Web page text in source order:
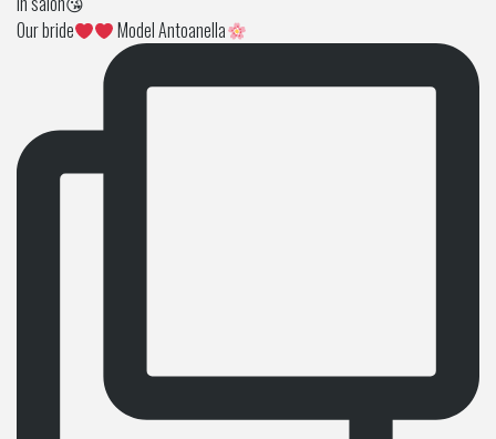
Our bride Model Antoanella